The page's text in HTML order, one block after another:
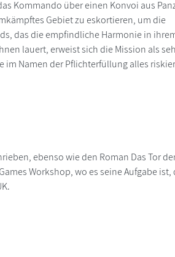
Kommando über einen Konvoi aus
Gebiet zu eskortieren, um die
das die empfindliche Harmonie in
lauert, erweist sich die Mission als
im Namen der Pflichterfüllung alles
ebenso wie den Roman Das Tor
Workshop, wo es seine Aufgabe ist,